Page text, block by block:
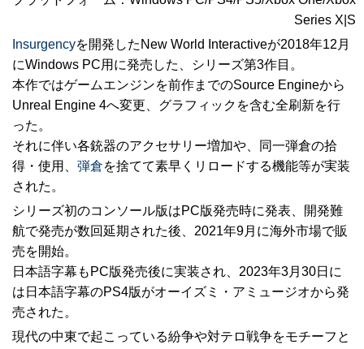
Series X|S
Insurgencyを開発したNew World Interactiveが2018年12月
にWindows PC用に発売した、シリーズ第3作目。
本作ではゲームエンジンを前作までのSource Engineから
Unreal Engine 4へ変更、グラフィックを含む全刷新を行
った。
それに伴い各銃器のアクセサリー増加や、同一弾倉の拾
得・使用、 弾倉を捨てて素早くリロードする機能等が実装
された。
シリーズ初のコンソール版はPC版発売時に発表、開発難
航で発売が数回延期された後、2021年9月に海外市場で販
売を開始。
日本語字幕もPC版発売後に実装され、2023年3月30日に
は日本語字幕のPS4版がオーイズミ・アミュージオから発
売された。
現代の中東で起こっている紛争や対テロ戦争をモチーフと